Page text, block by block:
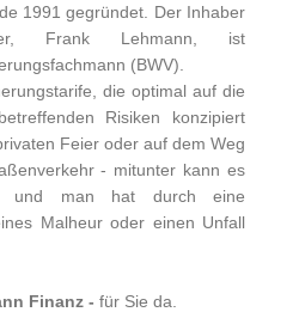
1991 gegründet. Der Inhaber
Frank Lehmann, ist
(BWV).
die optimal auf die
Risiken konzipiert
Feier oder auf dem Weg
- mitunter kann es
und man hat durch eine
Malheur oder einen Unfall
Finanz - für Sie da.